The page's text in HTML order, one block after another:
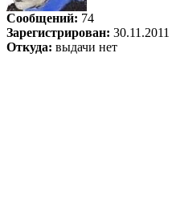
Сообщений: 74
Зарегистрирован: 30.11.2011
Откуда: выдачи нет